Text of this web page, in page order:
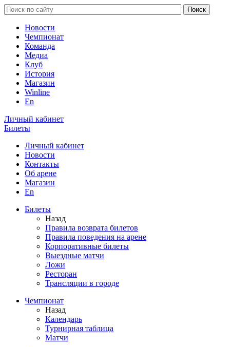
Новости
Чемпионат
Команда
Медиа
Клуб
История
Магазин
Winline
En
Личный кабинет
Билеты
Личный кабинет
Новости
Контакты
Об арене
Магазин
En
Билеты
Назад
Правила возврата билетов
Правила поведения на арене
Корпоративные билеты
Выездные матчи
Ложи
Ресторан
Трансляции в городе
Чемпионат
Назад
Календарь
Турнирная таблица
Матчи